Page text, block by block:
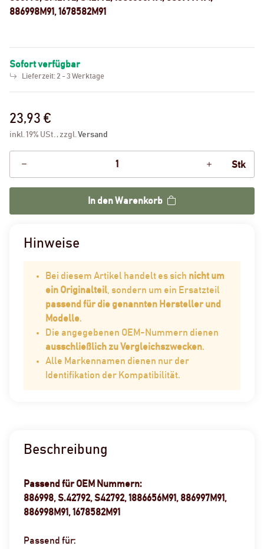
886998M91, 1678582M91
Sofort verfügbar
Lieferzeit: 2 - 3 Werktage
23,93 €
inkl. 19% USt. , zzgl.Versand
Stk
In den Warenkorb
Hinweise
Bei diesem Artikel handelt es sich nicht um
ein Originalteil , sondern um ein Ersatzteil
passend für die genannten Hersteller und
Modelle.
Die angegebenen OEM-Nummern dienen
ausschließlich zu Vergleichszwecken.
Alle Markennamen dienen nur der
Identifikation der Kompatibilität.
Beschreibung
Passend für OEM Nummern:
886998, S.42792, S42792, 1886656M91, 886997M91,
886998M91, 1678582M91
Passend für: